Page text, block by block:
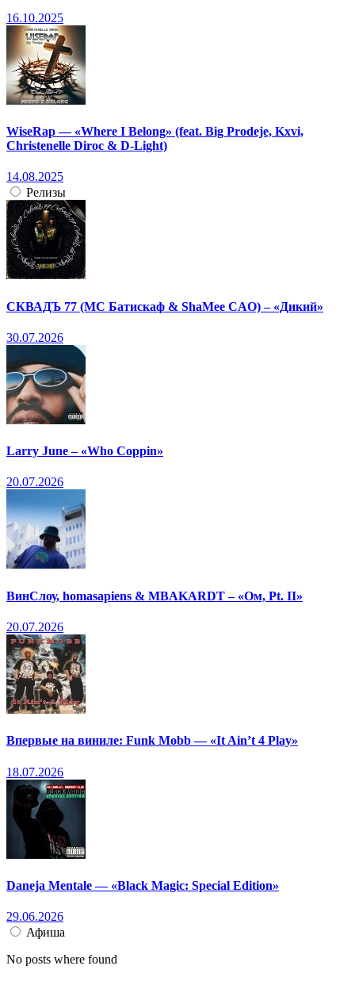
16.10.2025
WiseRap — «Where I Belong» (feat. Big Prodeje, Kxvi,
Christenelle Diroc & D-Light)
14.08.2025
Релизы
СКВАДЪ 77 (МС Батискаф & ShaMee CAO) – «Дикий»
30.07.2026
Larry June – «Who Coppin»
20.07.2026
ВинСлоу, homasapiens & MBAKARDT – «Ом, Pt. II»
20.07.2026
Впервые на виниле: Funk Mobb — «It Ain’t 4 Play»
18.07.2026
Daneja Mentale — «Black Magic: Special Edition»
29.06.2026
Афиша
No posts where found